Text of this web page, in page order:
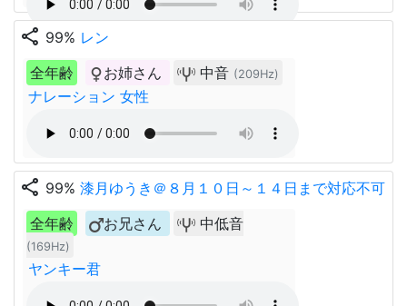
share 99% レン
全年齢
お姉さん 中音 (209Hz)
ナレーション 女性
share 99% 漆月ゆうき＠８月１０日～１４日まで対応不可
全年齢
お兄さん 中低音
(169Hz)
ヤンキー君